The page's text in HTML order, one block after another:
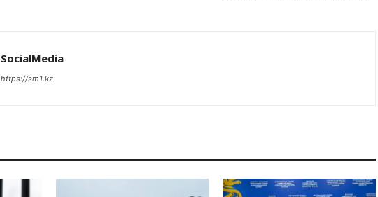
SocialMedia
https://sm1.kz